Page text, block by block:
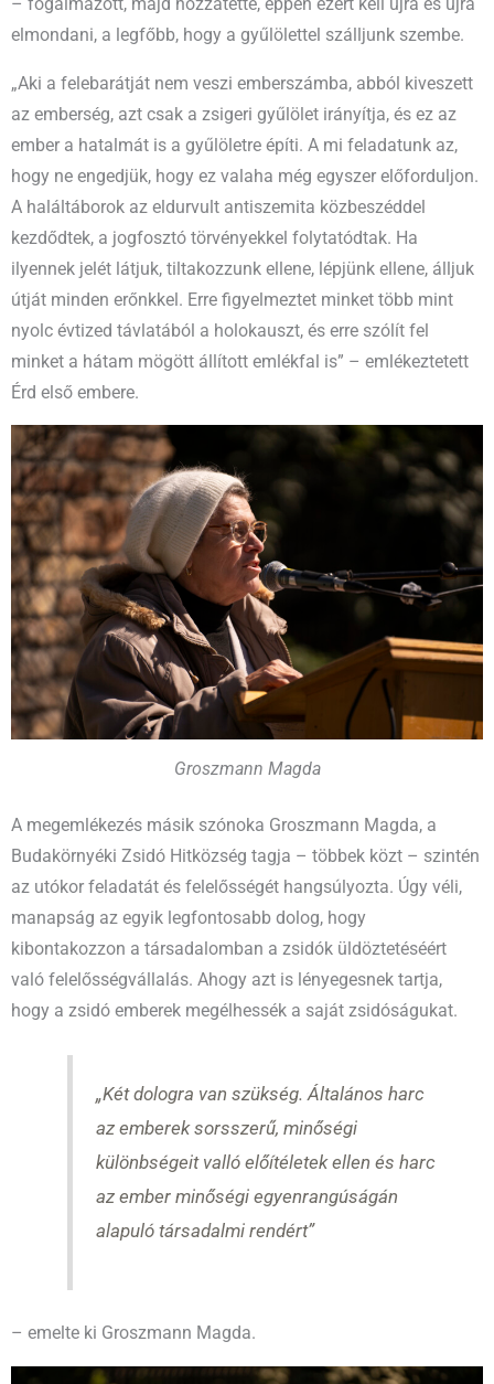
– fogalmazott, majd hozzátette, éppen ezért kell újra és újra
elmondani, a legfőbb, hogy a gyűlölettel szálljunk szembe.
„Aki a felebarátját nem veszi emberszámba, abból kiveszett
az emberség, azt csak a zsigeri gyűlölet irányítja, és ez az
ember a hatalmát is a gyűlöletre építi. A mi feladatunk az,
hogy ne engedjük, hogy ez valaha még egyszer előforduljon.
A haláltáborok az eldurvult antiszemita közbeszéddel
kezdődtek, a jogfosztó törvényekkel folytatódtak. Ha
ilyennek jelét látjuk, tiltakozzunk ellene, lépjünk ellene, álljuk
útját minden erőnkkel. Erre figyelmeztet minket több mint
nyolc évtized távlatából a holokauszt, és erre szólít fel
minket a hátam mögött állított emlékfal is” – emlékeztetett
Érd első embere.
Groszmann Magda
A megemlékezés másik szónoka Groszmann Magda, a
Budakörnyéki Zsidó Hitközség tagja – többek közt – szintén
az utókor feladatát és felelősségét hangsúlyozta. Úgy véli,
manapság az egyik legfontosabb dolog, hogy
kibontakozzon a társadalomban a zsidók üldöztetéséért
való felelősségvállalás. Ahogy azt is lényegesnek tartja,
hogy a zsidó emberek megélhessék a saját zsidóságukat.
„Két dologra van szükség. Általános harc
az emberek sorsszerű, minőségi
különbségeit valló előítéletek ellen és harc
az ember minőségi egyenrangúságán
alapuló társadalmi rendért”
– emelte ki Groszmann Magda.